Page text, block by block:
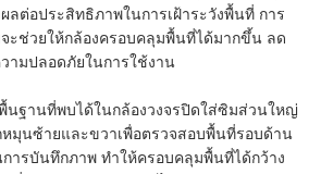
ลต่อประสิทธิภาพในการเฝ้าระวังพื้นที่ การ
จะช่วยให้กล้องครอบคลุมพื้นที่ได้มากขึ้น ลด
ามปลอดภัยในการใช้งาน
นฐานที่พบได้ในกล้องวงจรปิดใส่ซิมส่วนใหญ่
หมุนซ้ายและขวาเพื่อตรวจสอบพื้นที่รอบด้าน
ารบันทึกภาพ ทำให้ครอบคลุมพื้นที่ได้กว้าง